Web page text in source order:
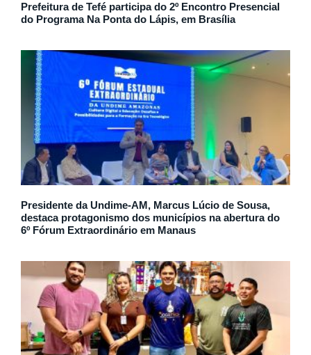
Prefeitura de Tefé participa do 2º Encontro Presencial
do Programa Na Ponta do Lápis, em Brasília
Presidente da Undime-AM, Marcus Lúcio de Sousa,
destaca protagonismo dos municípios na abertura do
6º Fórum Extraordinário em Manaus